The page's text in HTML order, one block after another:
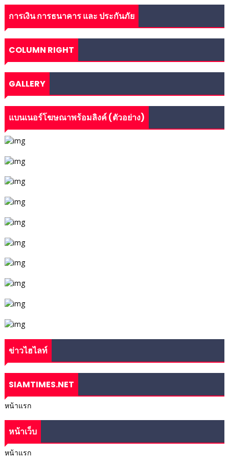
การเงิน การธนาคาร และ ประกันภัย
COLUMN RIGHT
GALLERY
แบนเนอร์โฆษณาพร้อมลิงค์ (ตัวอย่าง)
ข่าวไฮไลท์
SIAMTIMES.NET
หน้าแรก
หน้าเว็บ
หน้าแรก